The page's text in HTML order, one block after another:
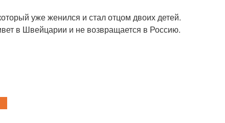
уже женился и стал отцом двоих детей.
в Швейцарии и не возвращается в Россию.